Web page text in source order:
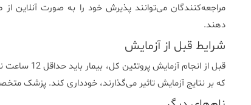
دهند.
شرایط قبل از آزمایش
قبل از
که بر نتایج آزمایش تاثیر می‌گذارند، خودداری کند. پزشک